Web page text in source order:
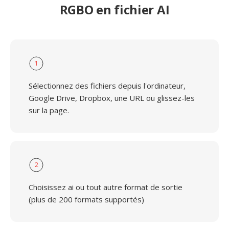
RGBO en fichier AI
1
Sélectionnez des fichiers depuis l'ordinateur,
Google Drive, Dropbox, une URL ou glissez-les
sur la page.
2
Choisissez ai ou tout autre format de sortie
(plus de 200 formats supportés)